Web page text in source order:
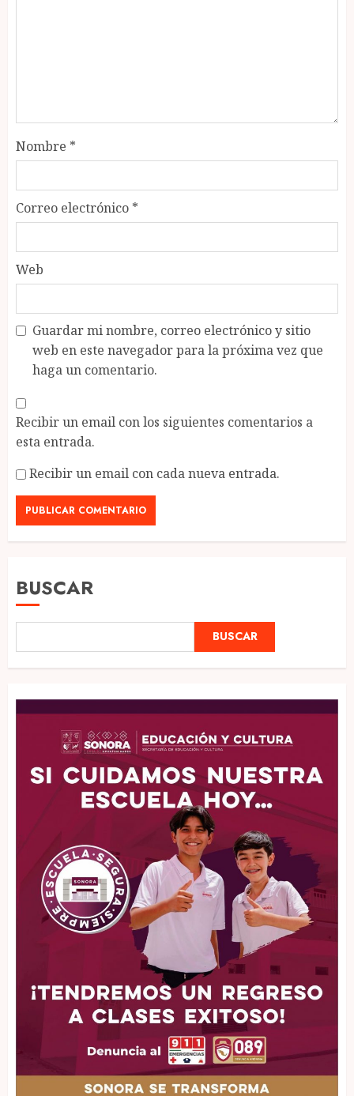
Nombre *
Correo electrónico *
Web
Guardar mi nombre, correo electrónico y sitio
web en este navegador para la próxima vez que
haga un comentario.
Recibir un email con los siguientes comentarios a
esta entrada.
Recibir un email con cada nueva entrada.
BUSCAR
BUSCAR